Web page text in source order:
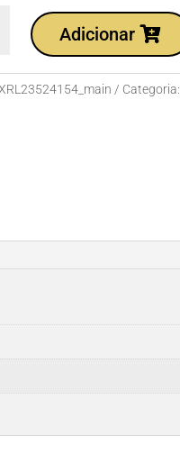
Adicionar
Categoria: